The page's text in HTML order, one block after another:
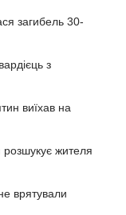
загибель 30-
з
виїхав на
розшукує жителя
врятували